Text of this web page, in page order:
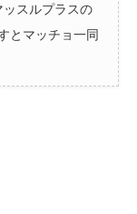
スルプラスの
とマッチョ一同